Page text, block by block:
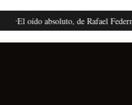
El oído absoluto, de Rafael Federman,